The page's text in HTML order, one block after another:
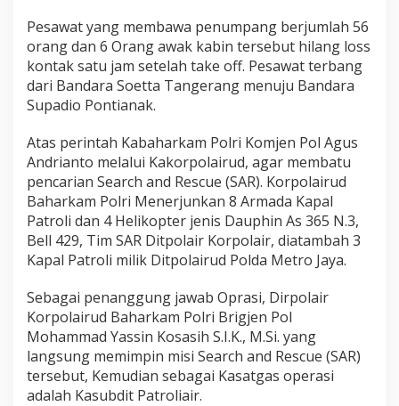
a
a
,
K
o
p
o
l
a
i
r
u
d
B
h
a
r
k
a
m
P
Pesawat yang membawa penumpang berjumlah 56
orang dan 6 Orang awak kabin tersebut hilang loss
kontak satu jam setelah take off. Pesawat terbang
dari Bandara Soetta Tangerang menuju Bandara
Supadio Pontianak.
Atas perintah Kabaharkam Polri Komjen Pol Agus
Andrianto melalui Kakorpolairud, agar membatu
pencarian Search and Rescue (SAR). Korpolairud
Baharkam Polri Menerjunkan 8 Armada Kapal
Patroli dan 4 Helikopter jenis Dauphin As 365 N.3,
Bell 429, Tim SAR Ditpolair Korpolair, diatambah 3
Kapal Patroli milik Ditpolairud Polda Metro Jaya.
Sebagai penanggung jawab Oprasi, Dirpolair
Korpolairud Baharkam Polri Brigjen Pol
Mohammad Yassin Kosasih S.I.K., M.Si. yang
langsung memimpin misi Search and Rescue (SAR)
tersebut, Kemudian sebagai Kasatgas operasi
adalah Kasubdit Patroliair.